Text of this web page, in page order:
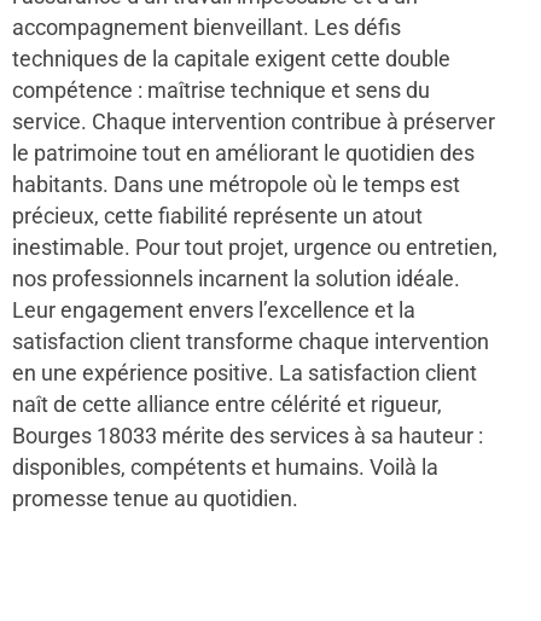
accompagnement bienveillant. Les défis
techniques de la capitale exigent cette double
compétence : maîtrise technique et sens du
service. Chaque intervention contribue à préserver
le patrimoine tout en améliorant le quotidien des
habitants. Dans une métropole où le temps est
précieux, cette fiabilité représente un atout
inestimable. Pour tout projet, urgence ou entretien,
nos professionnels incarnent la solution idéale.
Leur engagement envers l’excellence et la
satisfaction client transforme chaque intervention
en une expérience positive. La satisfaction client
naît de cette alliance entre célérité et rigueur,
Bourges 18033 mérite des services à sa hauteur :
disponibles, compétents et humains. Voilà la
promesse tenue au quotidien.